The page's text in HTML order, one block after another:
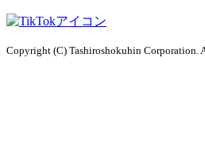
Copyright (C) Tashiroshokuhin Corporation.